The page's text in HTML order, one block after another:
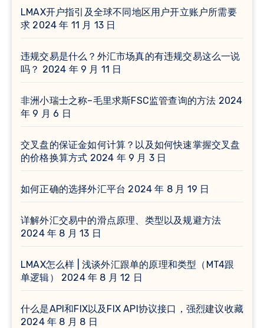
LMAX开户指引及全球不同地区用户开立账户所需要
求 2024 年 11 月 13 日
违规交易是什么？外汇市场真的有违规交易这么一说
吗？ 2024 年 9 月 11 日
非洲小瑞士之称–毛里求斯FSC监管查询的方法 2024
年 9 月 6 日
交叉盘的保证金如何计算？以及如何快速掌握交叉盘
的价格换算方式 2024 年 9 月 3 日
如何正确的选择外汇平台 2024 年 8 月 19 日
详解外汇交易中的滑点原理、类型以及规避方法
2024 年 8 月 13 日
LMAX怎么样 | 浅谈外汇跟单的原理和类型（MT4跟
单逻辑）
2024 年 8 月 12 日
什么是API和FIX以及FIX API协议接口，强烈建议收藏
2024 年 8 月 8 日